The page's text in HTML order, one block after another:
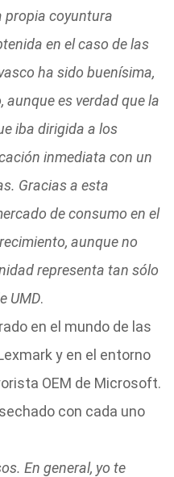
propia coyuntura
en el caso de las
ha sido buenísima,
es verdad que la
iba dirigida a los
inmediata con un
Gracias a esta
de consumo en el
aunque no
representa tan sólo
UMD.
en el mundo de las
y en el entorno
OEM de Microsoft.
con cada uno
En general, yo te